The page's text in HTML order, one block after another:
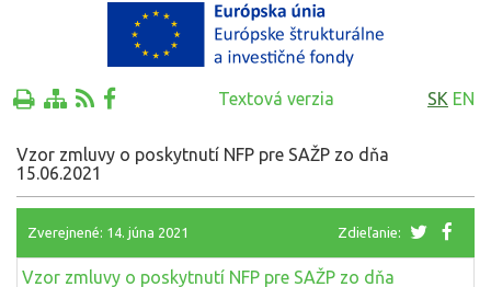
Textová verzia SK EN
Vzor zmluvy o poskytnutí NFP pre SAŽP zo dňa
15.06.2021
Zverejnené: 14. júna 2021 Zdieľanie:
Vzor zmluvy o poskytnutí NFP pre SAŽP zo dňa